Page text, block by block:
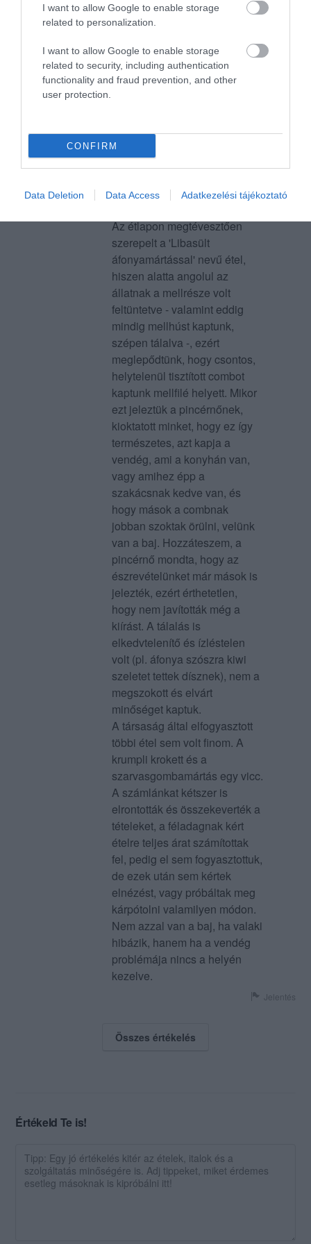
I want to allow Google to enable storage
related to personalization.
I want to allow Google to enable storage
related to security, including authentication
functionality and fraud prevention, and other
user protection.
CONFIRM
Data Deletion Data Access Adatkezelési tájékoztató
vizzel összekeverem).
ahogy a lazac finomra volt
elkészítve.
Farkas Kincső
Nem rég jártunk az
étteremben, sajnos nagy
Az ételek és a kiszolgálás is
Az étlapon megtévesztően
szerepelt a 'Libasült
áfonyamártással' nevű étel,
hiszen alatta angolul az
állatnak a mellrésze volt
feltüntetve - valamint eddig
mindig mellhúst kaptunk,
szépen tálalva -, ezért
meglepődtünk, hogy csontos,
helytelenül tisztított combot
kaptunk mellfilé helyett. Mikor
ezt jeleztük a pincérnőnek,
kioktatott minket, hogy ez így
természetes, azt kapja a
vendég, ami a konyhán van,
vagy amihez épp a
szakácsnak kedve van, és
hogy mások a combnak
jobban szoktak örülni, velünk
van a baj. Hozzáteszem, a
pincérnő mondta, hogy az
észrevételünket már mások is
jelezték, ezért érthetetlen,
hogy nem javították még a
kiírást. A tálalás is
elkedvtelenítő és ízléstelen
volt (pl. áfonya szószra kiwi
szeletet tettek dísznek), nem a
megszokott és elvárt
minőséget kaptuk.
A társaság által elfogyasztott
többi étel sem volt finom. A
krumpli krokett és a
szarvasgombamártás egy vicc.
A számlánkat kétszer is
elrontották és összekeverték a
tételeket, a féladagnak kért
ételre teljes árat számítottak
fel, pedig el sem fogyasztottuk,
de ezek után sem kértek
elnézést, vagy próbáltak meg
kárpótolni valamilyen módon.
Nem azzal van a baj, ha valaki
hibázik, hanem ha a vendég
problémája nincs a helyén
kezelve.
Jelentés
Összes értékelés
Értékeld Te is!